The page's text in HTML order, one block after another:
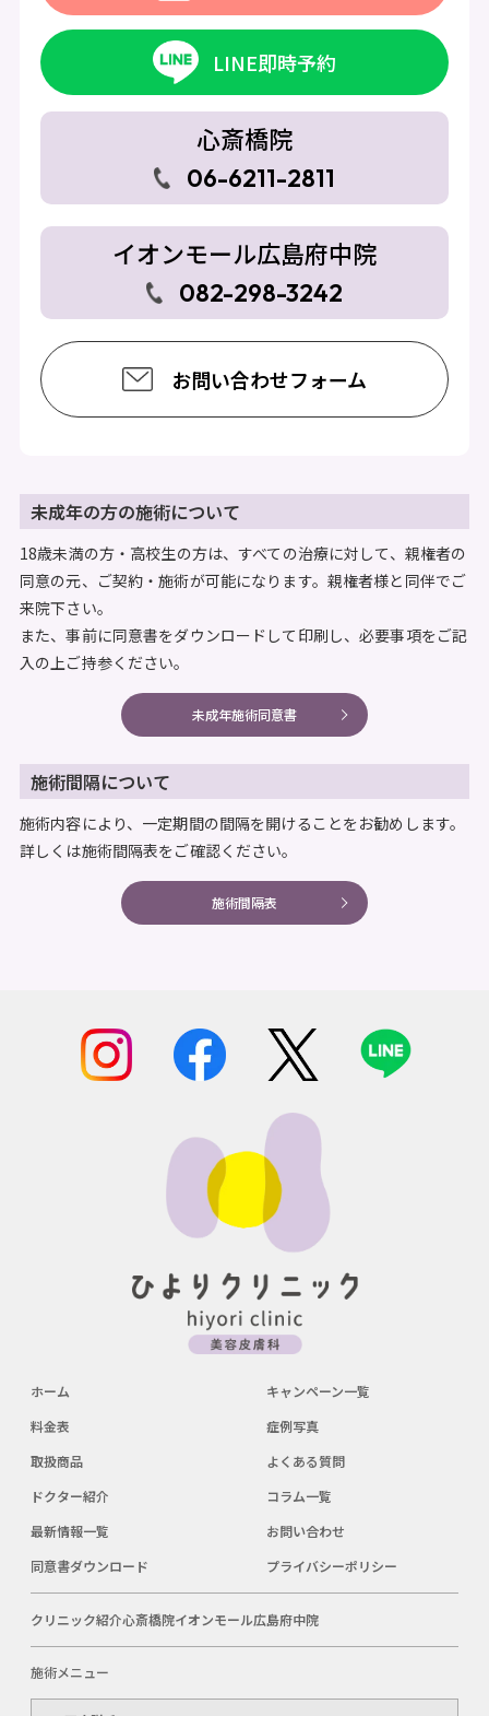
LINE即時予約
心斎橋院
06-6211-2811
イオンモール広島府中院
082-298-3242
お問い合わせフォーム
未成年の方の施術について
18歳未満の方・高校生の方は、すべての治療に対して、親権者の
同意の元、ご契約・施術が可能になります。親権者様と同伴でご
来院下さい。
また、事前に同意書をダウンロードして印刷し、必要事項をご記
入の上ご持参ください。
未成年施術同意書
施術間隔について
施術内容により、一定期間の間隔を開けることをお勧めします。
詳しくは施術間隔表をご確認ください。
施術間隔表
ホーム
キャンペーン一覧
料金表
症例写真
取扱商品
よくある質問
ドクター紹介
コラム一覧
最新情報一覧
お問い合わせ
同意書ダウンロード
プライバシーポリシー
クリニック紹介心斎橋院イオンモール広島府中院
施術メニュー